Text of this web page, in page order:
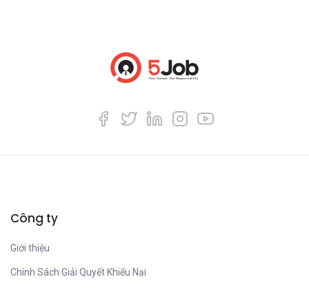
Công ty
Giới thiệu
Chính Sách Giải Quyết Khiếu Nại